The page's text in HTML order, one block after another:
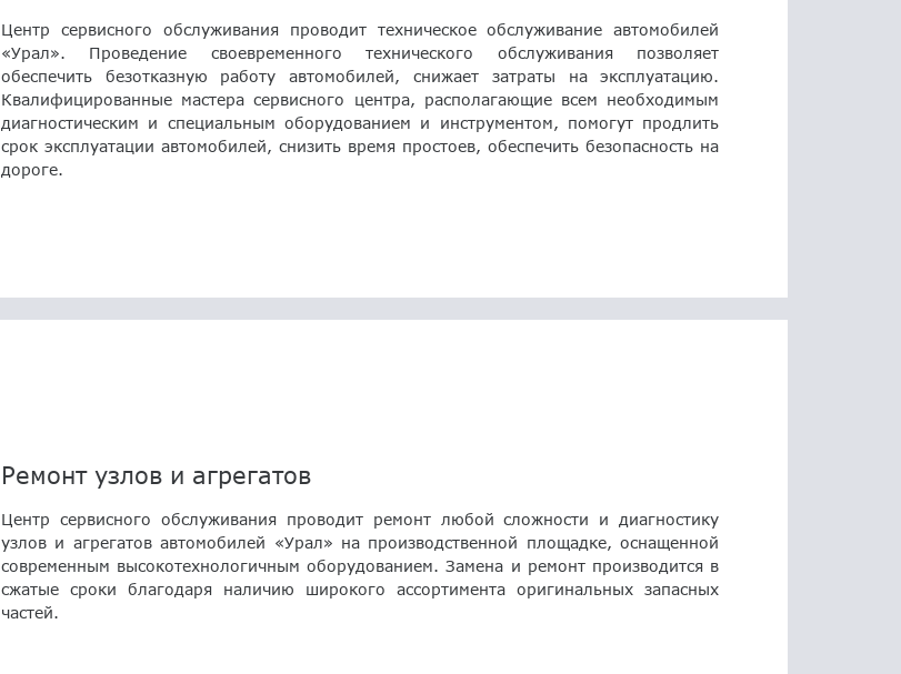
Центр сервисного обслуживания проводит техническое обслуживание автомобилей
«Урал». Проведение своевременного технического обслуживания позволяет
обеспечить безотказную работу автомобилей, снижает затраты на эксплуатацию.
Квалифицированные мастера сервисного центра, располагающие всем необходимым
диагностическим и специальным оборудованием и инструментом, помогут продлить
срок эксплуатации автомобилей, снизить время простоев, обеспечить безопасность на
дороге.
Ремонт узлов и агрегатов
Центр сервисного обслуживания проводит ремонт любой сложности и диагностику
узлов и агрегатов автомобилей «Урал» на производственной площадке, оснащенной
современным высокотехнологичным оборудованием. Замена и ремонт производится в
сжатые сроки благодаря наличию широкого ассортимента оригинальных запасных
частей.